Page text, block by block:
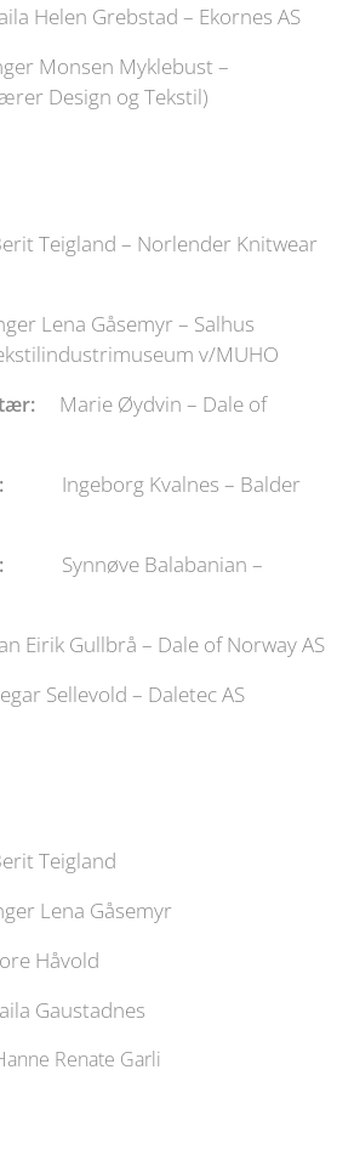
Helen Grebstad – Ekornes AS
Monsen Myklebust –
Design og Tekstil)
Teigland – Norlender Knitwear
Lena Gåsemyr – Salhus
v/MUHO
Marie Øydvin – Dale of
Ingeborg Kvalnes – Balder
Synnøve Balabanian –
Eirik Gullbrå – Dale of Norway AS
Sellevold – Daletec AS
Teigland
Lena Gåsemyr
Håvold
Gaustadnes
Renate Garli